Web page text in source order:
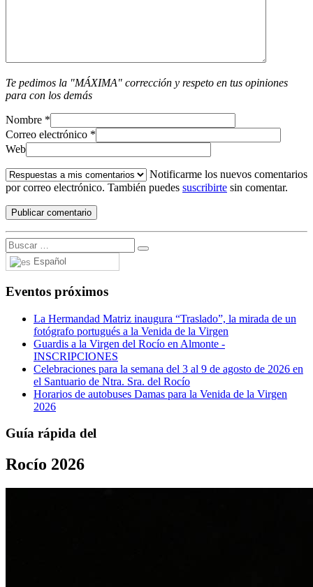
Te pedimos la "MÁXIMA" corrección y respeto en tus opiniones
para con los demás
Nombre *
Correo electrónico *
Web
Notificarme los nuevos comentarios
por correo electrónico. También puedes suscribirte sin comentar.
Español
Eventos próximos
La Hermandad Matriz inaugura “Traslado”, la mirada de un
fotógrafo portugués a la Venida de la Virgen
Guardis a la Virgen del Rocío en Almonte -
INSCRIPCIONES
Celebraciones para la semana del 3 al 9 de agosto de 2026 en
el Santuario de Ntra. Sra. del Rocío
Horarios de autobuses Damas para la Venida de la Virgen
2026
Guía rápida del
Rocío 2026